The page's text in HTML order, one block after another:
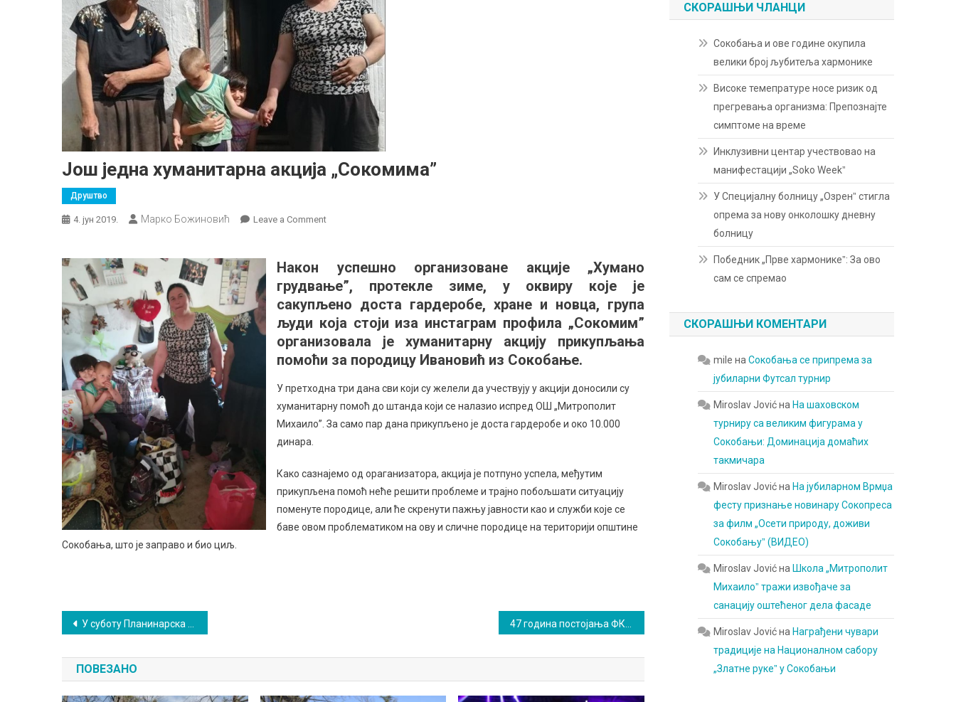
Још једна хуманитарна акција „Сокомима”
Друштво
4. јун 2019. Марко Божиновић Leave a Commenton
хуманитарна
акција
„Сокомима”
Након успешно организоване акције „Хумано
грудвање”, протекле зиме, у оквиру које је
сакупљено доста гардеробе, хране и новца, група
људи која стоји иза инстаграм профила „Сокомим”
организовала је хуманитарну акцију прикупљања
помоћи за породицу Ивановић из Сокобање.
У претходна три дана сви који су желели да учествују у акцији доносили су
хуманитарну помоћ до штанда који се налазио испред ОШ „Митрополит
Михаило”. За само пар дана прикупљено је доста гардеробе и око 10.000
динара.
Како сазнајемо од ораганизатора, акција је потпуно успела, међутим
прикупљена помоћ неће решити проблеме и трајно побољшати ситуацију
поменуте породице, али ће скренути пажњу јавности као и служби које се
баве овом проблематиком на ову и сличне породице на територији општине
Сокобања, што је заправо и био циљ.
Кретање
чланка
У суботу Планинарска акција „Сокобањска трансверзала-Сесалачка пећина”
ПОВЕЗАНО
СКОРАШЊИ ЧЛАНЦИ
Сокобања и ове године окупила
велики број љубитеља хармонике
Високе темепратуре носе ризик од
прегревања организма: Препознајте
симптоме на време
Инклузивни центар учествовао на
манифестацији „Soko Weekˮ
У Специјалну болницу „Озренˮ стигла
опрема за нову онколошку дневну
болницу
Победник „Прве хармоникеˮ: За ово
сам се спремао
СКОРАШЊИ КОМЕНТАРИ
mile наСокобања се припрема за
јубиларни Футсал турнир
Miroslav Jovićна На шаховском
турниру са великим фигурама у
Сокобањи: Доминација домаћих
такмичара
Miroslav Jovićна На јубиларном Врмџа
фесту признање новинару Сокопреса
за филм „Осети природу, доживи
Сокобањуˮ (ВИДЕО)
Miroslav Jovićна Школа „Митрополит
Михаилоˮ тражи извођаче за
санацију оштећеног дела фасаде
Miroslav Jovićна Награђени чувари
традиције на Националном сабору
„Златне рукеˮ у Сокобањи